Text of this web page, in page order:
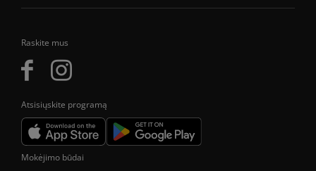
Raskite mus
Atsisiųskite programą
Mokėjimo būdai